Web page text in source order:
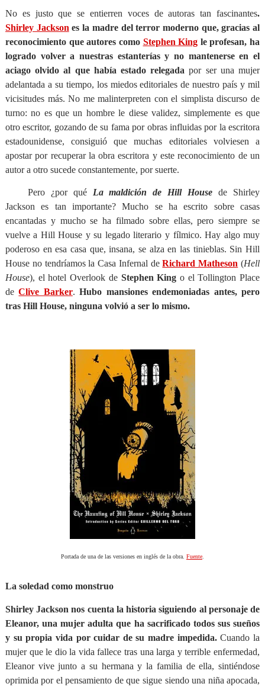
No es justo que se entierren voces de autoras tan fascinantes.
Shirley Jackson es la madre del terror moderno que, gracias al
reconocimiento que autores como Stephen King le profesan, ha
logrado volver a nuestras estanterías y no mantenerse en el
aciago olvido al que había estado relegada por ser una mujer
adelantada a su tiempo, los miedos editoriales de nuestro país y mil
vicisitudes más. No me malinterpreten con el simplista discurso de
turno: no es que un hombre le diese validez, simplemente es que
otro escritor, gozando de su fama por obras influidas por la escritora
estadounidense, consiguió que muchas editoriales volviesen a
apostar por recuperar la obra escritora y este reconocimiento de un
autor a otro sucede constantemente, por suerte.
Pero ¿por qué La maldición de Hill House de Shirley
Jackson es tan importante? Mucho se ha escrito sobre casas
encantadas y mucho se ha filmado sobre ellas, pero siempre se
vuelve a Hill House y su legado literario y fílmico. Hay algo muy
poderoso en esa casa que, insana, se alza en las tinieblas. Sin Hill
House no tendríamos la Casa Infernal deRichard Matheson (Hell
House), el hotel Overlook de Stephen King o el Tollington Place
deClive Barker.Hubo mansiones endemoniadas antes, pero
tras Hill House, ninguna volvió a ser lo mismo.
Portada de una de las versiones en inglés de la obra. Fuente.
La soledad como monstruo
Shirley Jackson nos cuenta la historia siguiendo al personaje de
Eleanor, una mujer adulta que ha sacrificado todos sus sueños
y su propia vida por cuidar de su madre impedida.Cuando la
mujer que le dio la vida fallece tras una larga y terrible enfermedad,
Eleanor vive junto a su hermana y la familia de ella, sintiéndose
oprimida por el pensamiento de que sigue siendo una niña apocada,